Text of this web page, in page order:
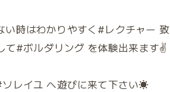
時はわかりやすく#レクチャー 致
#ボルダリング を体験出来ます✌️
レイユ へ遊びに来て下さい☀️